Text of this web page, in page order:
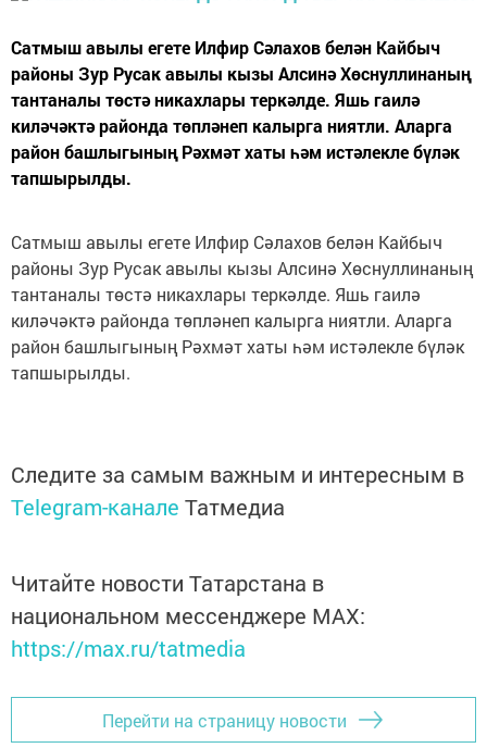
Сатмыш авылы егете Илфир Сәлахов белән Кайбыч
районы Зур Русак авылы кызы Алсинә Хөснуллинаның
тантаналы төстә никахлары теркәлде. Яшь гаилә
киләчәктә районда төпләнеп калырга ниятли. Аларга
район башлыгының Рәхмәт хаты һәм истәлекле бүләк
тапшырылды.
Сатмыш авылы егете Илфир Сәлахов белән Кайбыч
районы Зур Русак авылы кызы Алсинә Хөснуллинаның
тантаналы төстә никахлары теркәлде. Яшь гаилә
киләчәктә районда төпләнеп калырга ниятли. Аларга
район башлыгының Рәхмәт хаты һәм истәлекле бүләк
тапшырылды.
Следите за самым важным и интересным в
Telegram-канале Татмедиа
Читайте новости Татарстана в
национальном мессенджере MАХ:
https://max.ru/tatmedia
Перейти на страницу новости